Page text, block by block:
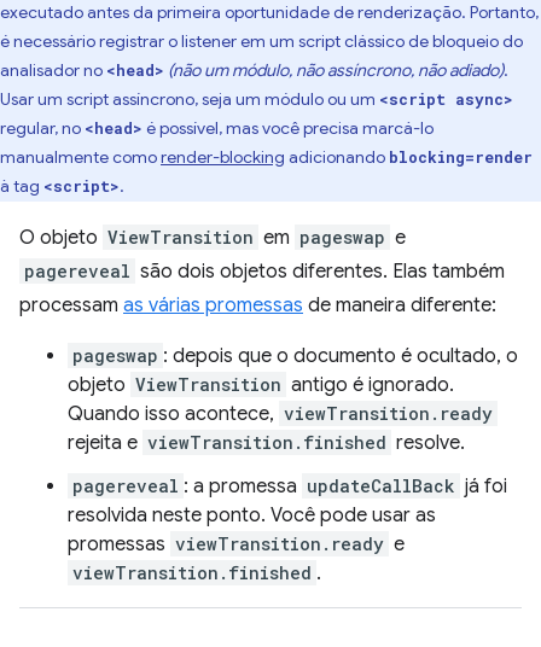
executado antes da primeira oportunidade de renderização. Portanto,
é necessário registrar o listener em um script clássico de bloqueio do
analisador no <head> (não um módulo, não assíncrono, não adiado).
Usar um script assíncrono, seja um módulo ou um <script async>
regular, no <head> é possível, mas você precisa marcá-lo
manualmente comorender-blocking adicionando blocking=render
à tag <script>.
O objeto ViewTransition em pageswap e
pagereveal são dois objetos diferentes. Elas também
processam as várias promessas de maneira diferente:
pageswap : depois que o documento é ocultado, o
objeto ViewTransition antigo é ignorado.
Quando isso acontece, viewTransition.ready
rejeita e viewTransition.finished resolve.
pagereveal : a promessa updateCallBack já foi
resolvida neste ponto. Você pode usar as
promessas viewTransition.ready e
viewTransition.finished .